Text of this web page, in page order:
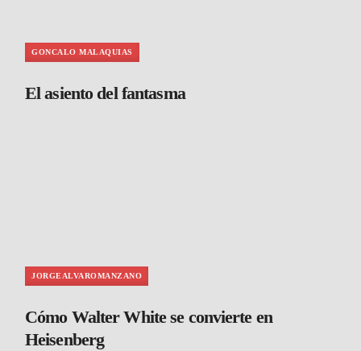
GONCALO MALAQUIAS
El asiento del fantasma
JORGEALVAROMANZANO
Cómo Walter White se convierte en
Heisenberg